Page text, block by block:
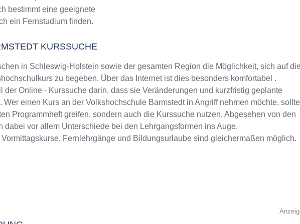
bestimmt eine geeignete
ein Fernstudium finden.
KURSSUCHE
in Schleswig-Holstein sowie der gesamten Region die Möglichkeit, sich auf
zu begeben. Über das Internet ist dies besonders komfortabel .
der Online - Kurssuche darin, dass sie Veränderungen und kurzfristig geplante
einen Kurs an der Volkshochschule Barmstedt in Angriff nehmen möchte, sollte
Programmheft greifen, sondern auch die Kurssuche nutzen. Abgesehen von den
dabei vor allem Unterschiede bei den Lehrgangsformen ins Auge.
Fernlehrgänge und Bildungsurlaube sind gleichermaßen möglich.